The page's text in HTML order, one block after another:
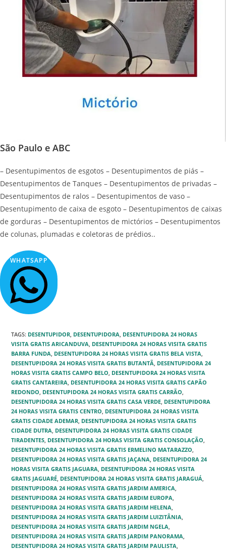
São Paulo e ABC
– Desentupimentos de esgotos – Desentupimentos de piás –
Desentupimentos de Tanques – Desentupimentos de privadas –
Desentupimentos de ralos – Desentupimentos de vaso –
Desentupimento de caixa de esgoto – Desentupimentos de caixas
de gorduras – Desentupimentos de mictórios – Desentupimentos
de colunas, plumadas e coletoras de prédios..
WHATSAPP
TAGS: DESENTUPIDOR, DESENTUPIDORA, DESENTUPIDORA 24 HORAS
VISITA GRATIS ARICANDUVA, DESENTUPIDORA 24 HORAS VISITA GRATIS
BARRA FUNDA, DESENTUPIDORA 24 HORAS VISITA GRATIS BELA VISTA,
DESENTUPIDORA 24 HORAS VISITA GRATIS BUTANTÃ, DESENTUPIDORA 24
HORAS VISITA GRATIS CAMPO BELO, DESENTUPIDORA 24 HORAS VISITA
GRATIS CANTAREIRA, DESENTUPIDORA 24 HORAS VISITA GRATIS CAPÃO
REDONDO‎, DESENTUPIDORA 24 HORAS VISITA GRATIS CARRÃO‎,
DESENTUPIDORA 24 HORAS VISITA GRATIS CASA VERDE, DESENTUPIDORA
24 HORAS VISITA GRATIS CENTRO, DESENTUPIDORA 24 HORAS VISITA
GRATIS CIDADE ADEMAR‎, DESENTUPIDORA 24 HORAS VISITA GRATIS
CIDADE DUTRA‎, DESENTUPIDORA 24 HORAS VISITA GRATIS CIDADE
TIRADENTES‎, DESENTUPIDORA 24 HORAS VISITA GRATIS CONSOLAÇÃO,
DESENTUPIDORA 24 HORAS VISITA GRATIS ERMELINO MATARAZZO‎,
DESENTUPIDORA 24 HORAS VISITA GRATIS JAÇANA, DESENTUPIDORA 24
HORAS VISITA GRATIS JAGUARA‎, DESENTUPIDORA 24 HORAS VISITA
GRATIS JAGUARÉ, DESENTUPIDORA 24 HORAS VISITA GRATIS JARAGUÁ‎,
DESENTUPIDORA 24 HORAS VISITA GRATIS JARDIM AMERICA,
DESENTUPIDORA 24 HORAS VISITA GRATIS JARDIM EUROPA,
DESENTUPIDORA 24 HORAS VISITA GRATIS JARDIM HELENA‎,
DESENTUPIDORA 24 HORAS VISITA GRATIS JARDIM LUIZITÂNIA,
DESENTUPIDORA 24 HORAS VISITA GRATIS JARDIM NGELA‎,
DESENTUPIDORA 24 HORAS VISITA GRATIS JARDIM PANORAMA,
DESENTUPIDORA 24 HORAS VISITA GRATIS JARDIM PAULISTA,